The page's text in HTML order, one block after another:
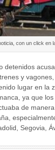
con un click en
detenidos
y
lugar en la
ya que
de
Segovia,